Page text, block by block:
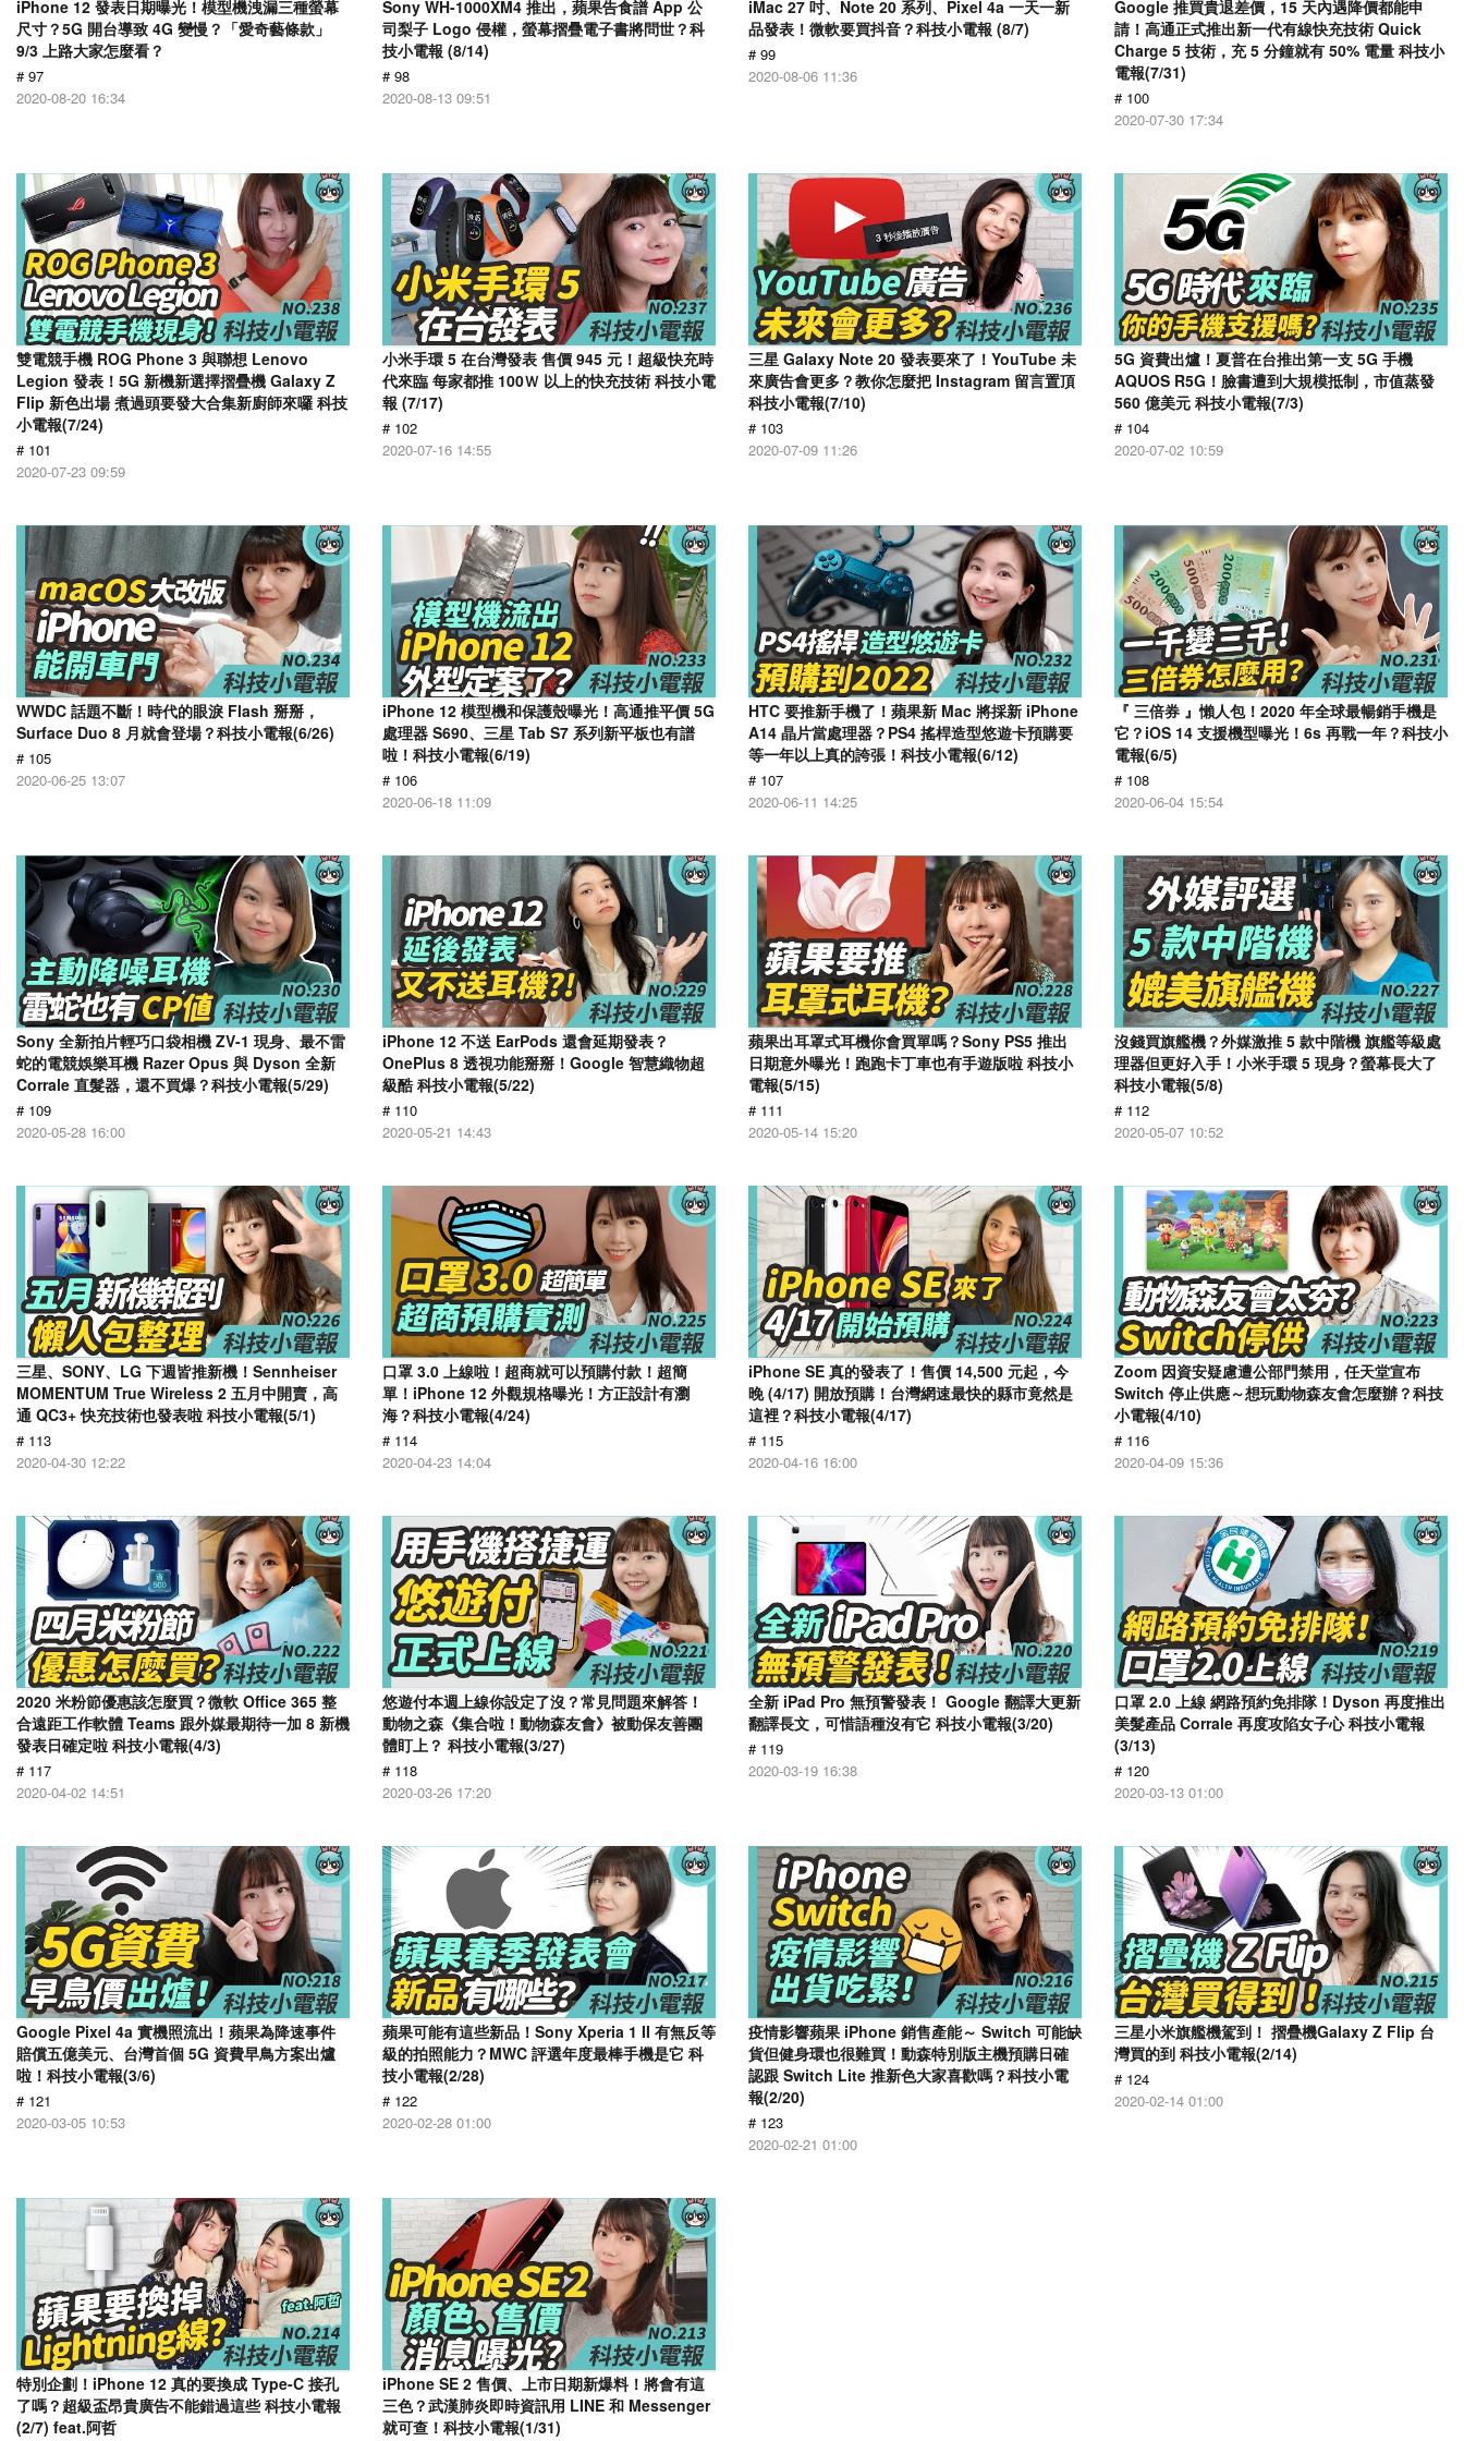
iPhone 12 發表日期曝光！模型機洩漏三種螢幕
尺寸？5G 開台導致 4G 變慢？「愛奇藝條款」
9/3 上路大家怎麼看？
# 97
2020-08-20 16:34
Sony WH-1000XM4 推出，蘋果告食譜 App 公
司梨子 Logo 侵權，螢幕摺疊電子書將問世？科
技小電報 (8/14)
# 98
2020-08-13 09:51
iMac 27 吋、Note 20 系列、Pixel 4a 一天一新
品發表！微軟要買抖音？科技小電報 (8/7)
# 99
2020-08-06 11:36
Google 推買貴退差價，15 天內遇降價都能申
請！高通正式推出新一代有線快充技術 Quick
Charge 5 技術，充 5 分鐘就有 50% 電量 科技小
電報(7/31)
# 100
2020-07-30 17:34
雙電競手機 ROG Phone 3 與聯想 Lenovo
Legion 發表！5G 新機新選擇摺疊機 Galaxy Z
Flip 新色出場 煮過頭要發大合集新廚師來囉 科技
小電報(7/24)
# 101
2020-07-23 09:59
小米手環 5 在台灣發表 售價 945 元！超級快充時
代來臨 每家都推 100Ｗ 以上的快充技術 科技小電
報 (7/17)
# 102
2020-07-16 14:55
三星 Galaxy Note 20 發表要來了！YouTube 未
來廣告會更多？教你怎麼把 Instagram 留言置頂
科技小電報(7/10)
# 103
2020-07-09 11:26
5G 資費出爐！夏普在台推出第一支 5G 手機
AQUOS R5G！臉書遭到大規模抵制，市值蒸發
560 億美元 科技小電報(7/3)
# 104
2020-07-02 10:59
WWDC 話題不斷！時代的眼淚 Flash 掰掰，
Surface Duo 8 月就會登場？科技小電報(6/26)
# 105
2020-06-25 13:07
iPhone 12 模型機和保護殼曝光！高通推平價 5G
處理器 S690、三星 Tab S7 系列新平板也有譜
啦！科技小電報(6/19)
# 106
2020-06-18 11:09
HTC 要推新手機了！蘋果新 Mac 將採新 iPhone
A14 晶片當處理器？PS4 搖桿造型悠遊卡預購要
等一年以上真的誇張！科技小電報(6/12)
# 107
2020-06-11 14:25
『 三倍券 』懶人包！2020 年全球最暢銷手機是
它？iOS 14 支援機型曝光！6s 再戰一年？科技小
電報(6/5)
# 108
2020-06-04 15:54
Sony 全新拍片輕巧口袋相機 ZV-1 現身、最不雷
蛇的電競娛樂耳機 Razer Opus 與 Dyson 全新
Corrale 直髮器，還不買爆？科技小電報(5/29)
# 109
2020-05-28 16:00
iPhone 12 不送 EarPods 還會延期發表？
OnePlus 8 透視功能掰掰！Google 智慧織物超
級酷 科技小電報(5/22)
# 110
2020-05-21 14:43
蘋果出耳罩式耳機你會買單嗎？Sony PS5 推出
日期意外曝光！跑跑卡丁車也有手遊版啦 科技小
電報(5/15)
# 111
2020-05-14 15:20
沒錢買旗艦機？外媒激推 5 款中階機 旗艦等級處
理器但更好入手！小米手環 5 現身？螢幕長大了
科技小電報(5/8)
# 112
2020-05-07 10:52
三星、SONY、LG 下週皆推新機！Sennheiser
MOMENTUM True Wireless 2 五月中開賣，高
通 QC3+ 快充技術也發表啦 科技小電報(5/1)
# 113
2020-04-30 12:22
口罩 3.0 上線啦！超商就可以預購付款！超簡
單！iPhone 12 外觀規格曝光！方正設計有瀏
海？科技小電報(4/24)
# 114
2020-04-23 14:04
​iPhone SE 真的發表了！售價 14,500 元起，今
晚 (4/17) 開放預購！台灣網速最快的縣市竟然是
這裡？科技小電報(4/17)
# 115
2020-04-16 16:00
Zoom 因資安疑慮遭公部門禁用，任天堂宣布
Switch 停止供應～想玩動物森友會怎麼辦？科技
小電報(4/10)
# 116
2020-04-09 15:36
2020 米粉節優惠該怎麼買？微軟 Office 365 整
合遠距工作軟體 Teams 跟外媒最期待一加 8 新機
發表日確定啦 科技小電報(4/3)
# 117
2020-04-02 14:51
悠遊付本週上線你設定了沒？常見問題來解答！
動物之森《集合啦！動物森友會》被動保友善團
體盯上？ 科技小電報(3/27)
# 118
2020-03-26 17:20
全新 iPad Pro 無預警發表！ Google 翻譯大更新
翻譯長文，可惜語種沒有它 科技小電報(3/20)
# 119
2020-03-19 16:38
口罩 2.0 上線 網路預約免排隊！Dyson 再度推出
美髮產品 Corrale 再度攻陷女子心 科技小電報
(3/13)
# 120
2020-03-13 01:00
Google Pixel 4a 實機照流出！蘋果為降速事件
賠償五億美元、台灣首個 5G 資費早鳥方案出爐
啦！科技小電報(3/6)
# 121
2020-03-05 10:53
蘋果可能有這些新品！Sony Xperia 1 II 有無反等
級的拍照能力？MWC 評選年度最棒手機是它 科
技小電報(2/28)
# 122
2020-02-28 01:00
疫情影響蘋果 iPhone 銷售產能～ Switch 可能缺
貨但健身環也很難買！動森特別版主機預購日確
認跟 Switch Lite 推新色大家喜歡嗎？科技小電
報(2/20)
# 123
2020-02-21 01:00
三星小米旗艦機駕到！ 摺疊機Galaxy Z Flip 台
灣買的到 科技小電報(2/14)
# 124
2020-02-14 01:00
特別企劃！iPhone 12 真的要換成 Type-C 接孔
了嗎？超級盃昂貴廣告不能錯過這些 科技小電報
(2/7) feat.阿哲
iPhone SE 2 售價、上市日期新爆料！將會有這
三色？武漢肺炎即時資訊用 LINE 和 Messenger
就可查！科技小電報(1/31)